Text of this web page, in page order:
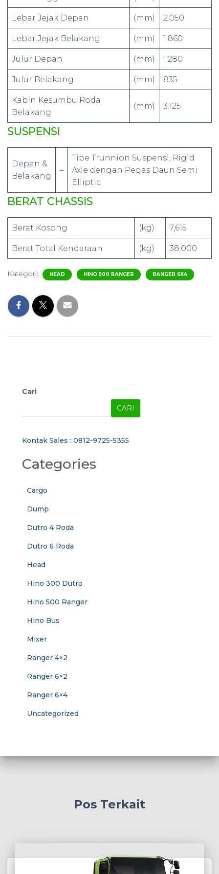
Lebar Jejak Depan (mm) 2.050
Lebar Jejak Belakang (mm) 1.860
Julur Depan (mm) 1.280
Julur Belakang (mm) 835
Kabin Kesumbu Roda
Belakang
(mm) 3.125
SUSPENSI
Depan &
Belakang
–
Tipe Trunnion Suspensi, Rigid
Axle dengan Pegas Daun Semi
Elliptic
BERAT CHASSIS
Berat Kosong (kg) 7,615
Berat Total Kendaraan (kg) 38.000
Kategori: HEAD HINO 500 RANGER RANGER 6X4
Cari
CARI
Kontak Sales : 0812-9725-5355
Categories
Cargo
Dump
Dutro 4 Roda
Dutro 6 Roda
Head
Hino 300 Dutro
Hino 500 Ranger
Hino Bus
Mixer
Ranger 4×2
Ranger 6×2
Ranger 6×4
Uncategorized
Pos Terkait